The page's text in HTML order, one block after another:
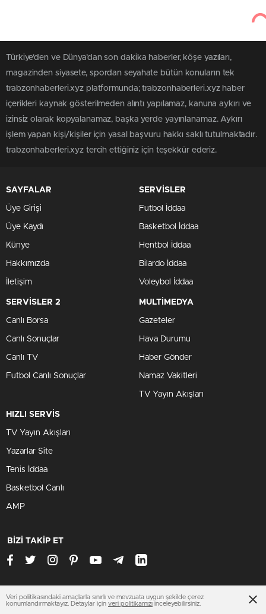
Türkiye'den ve Dünya’dan son dakika haberler, köşe yazıları,
magazinden siyasete, spordan seyahate bütün konuların tek
trabzonhaberleri.xyz platformunda; trabzonhaberleri.xyz haber
içerikleri kaynak gösterilmeden alıntı yapılamaz, kanuna aykırı ve
izinsiz olarak kopyalanamaz, başka yerde yayınlanamaz. Aykırı
işlem yapan kişi/kişiler için yasal başvuru hakkı saklı tutulmaktadır.
trabzonhaberleri.xyz tercih ettiğiniz için teşekkür ederiz.
SAYFALAR
Üye Girişi
Üye Kaydı
Künye
Hakkımızda
İletişim
SERVİSLER
Futbol İddaa
Basketbol İddaa
Hentbol İddaa
Bilardo İddaa
Voleybol İddaa
SERVİSLER 2
Canlı Borsa
Canlı Sonuçlar
Canlı TV
Futbol Canlı Sonuçlar
MULTİMEDYA
Gazeteler
Hava Durumu
Haber Gönder
Namaz Vakitleri
TV Yayın Akışları
HIZLI SERVİS
TV Yayın Akışları
Yazarlar Site
Tenis İddaa
Basketbol Canlı
AMP
BİZİ TAKİP ET
www.trabzonhaberleri.xyz
Veri politikasındaki amaçlarla sınırlı ve mevzuata uygun şekilde çerez
konumlandırmaktayız. Detaylar için veri politikamızı inceleyebilirsiniz.